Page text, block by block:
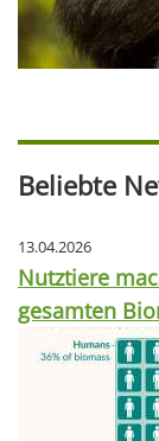
Beliebte
13.04.2026
Nutztiere
gesamten